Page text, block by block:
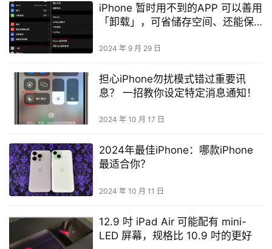
iPhone 暂时用不到的APP 可以善用
「卸载」，可省储存空间、还能保
2024 年 9 月 29 日
担心iPhone勿扰模式错过重要讯
息？ 一招教你设定特定消息通知！
2024 年 10 月 17 日
2024年最佳iPhone：哪款iPhone
最适合你？
2024 年 10 月 11 日
12.9 吋 iPad Air 可能配有 mini-
LED 屏幕，规格比 10.9 吋的更好